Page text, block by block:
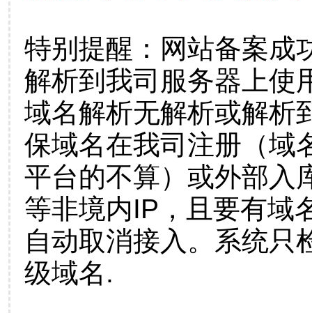
特别提醒：网站备案成
解析到我司服务器上使
域名解析无解析或解析
保域名在我司注册（域
平台的不算）或外部入
等非境内IP，且要有域
自动取消接入。系统只
级域名.